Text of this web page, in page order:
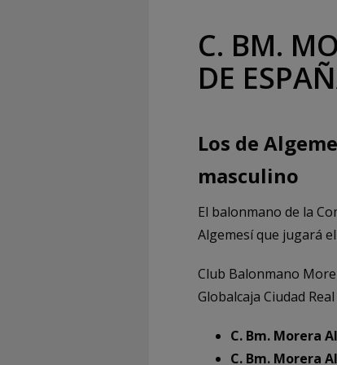
C. BM.
DE
Los de
masculino
El balonmano de la
Algemesí que jugará
Club Balonmano
Globalcaja Ciudad
C. Bm. Morera
C. Bm. Morera